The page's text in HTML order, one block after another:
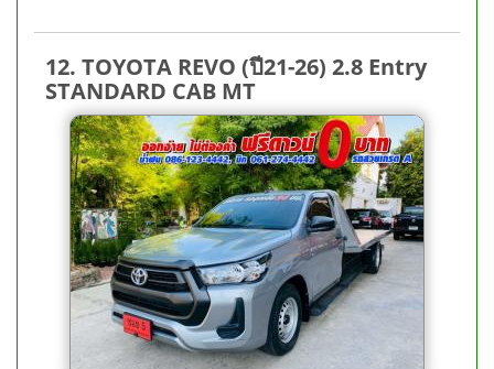
12. TOYOTA REVO (ปี21-26) 2.8 Entry
STANDARD CAB MT